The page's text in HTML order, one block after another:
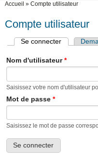
Vous êtes ici
Accueil » Compte utilisateur
Compte utilisateur
Onglets principaux
Se connecter (onglet
Nom d'utilisateur *
Saisissez votre nom d'utilisateur
Mot de passe *
Saisissez le mot de passe